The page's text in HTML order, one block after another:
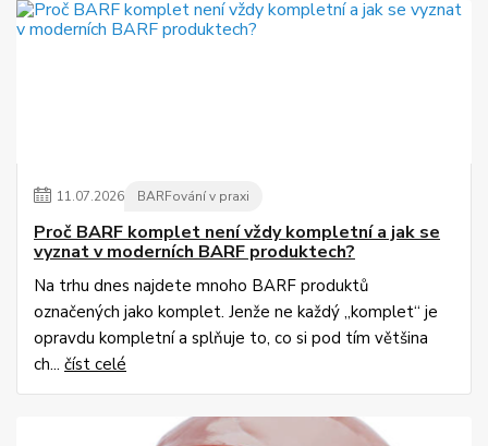
11.07.2026 BARFování v praxi
Proč BARF komplet není vždy kompletní a jak se
vyznat v moderních BARF produktech?
Na trhu dnes najdete mnoho BARF produktů
označených jako komplet. Jenže ne každý „komplet“ je
opravdu kompletní a splňuje to, co si pod tím většina
ch... číst celé